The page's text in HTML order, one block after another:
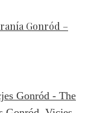
Gonród –